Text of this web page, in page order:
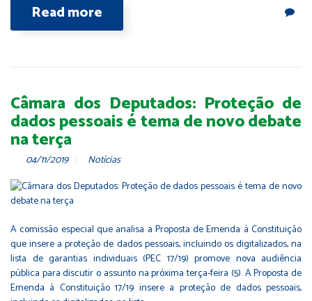
Read more
Câmara dos Deputados: Proteção de
dados pessoais é tema de novo debate
na terça
04/11/2019 Notícias
A comissão especial que analisa a Proposta de Emenda à Constituição
que insere a proteção de dados pessoais, incluindo os digitalizados, na
lista de garantias individuais (PEC 17/19) promove nova audiência
pública para discutir o assunto na próxima terça-feira (5). A Proposta de
Emenda à Constituição 17/19 insere a proteção de dados pessoais,